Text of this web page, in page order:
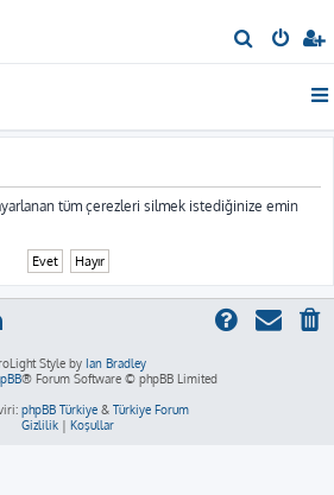
r
tüm çerezleri silmek istediğinize emin
Style by Ian Bradley
® Forum Software © phpBB Limited
phpBB Türkiye& Türkiye Forum
Gizlilik | Koşullar